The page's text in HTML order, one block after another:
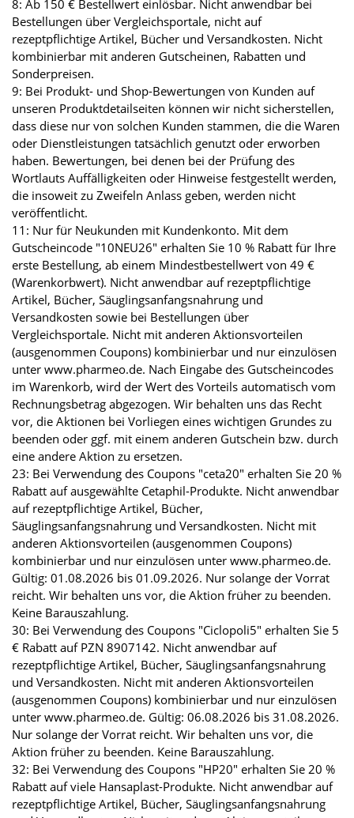
8: Ab 150 € Bestellwert einlösbar. Nicht anwendbar bei
Bestellungen über Vergleichsportale, nicht auf
rezeptpflichtige Artikel, Bücher und Versandkosten. Nicht
kombinierbar mit anderen Gutscheinen, Rabatten und
Sonderpreisen.
9: Bei Produkt- und Shop-Bewertungen von Kunden auf
unseren Produktdetailseiten können wir nicht sicherstellen,
dass diese nur von solchen Kunden stammen, die die Waren
oder Dienstleistungen tatsächlich genutzt oder erworben
haben. Bewertungen, bei denen bei der Prüfung des
Wortlauts Auffälligkeiten oder Hinweise festgestellt werden,
die insoweit zu Zweifeln Anlass geben, werden nicht
veröffentlicht.
11: Nur für Neukunden mit Kundenkonto. Mit dem
Gutscheincode "10NEU26" erhalten Sie 10 % Rabatt für Ihre
erste Bestellung, ab einem Mindestbestellwert von 49 €
(Warenkorbwert). Nicht anwendbar auf rezeptpflichtige
Artikel, Bücher, Säuglingsanfangsnahrung und
Versandkosten sowie bei Bestellungen über
Vergleichsportale. Nicht mit anderen Aktionsvorteilen
(ausgenommen Coupons) kombinierbar und nur einzulösen
unter www.pharmeo.de. Nach Eingabe des Gutscheincodes
im Warenkorb, wird der Wert des Vorteils automatisch vom
Rechnungsbetrag abgezogen. Wir behalten uns das Recht
vor, die Aktionen bei Vorliegen eines wichtigen Grundes zu
beenden oder ggf. mit einem anderen Gutschein bzw. durch
eine andere Aktion zu ersetzen.
23: Bei Verwendung des Coupons "ceta20" erhalten Sie 20 %
Rabatt auf ausgewählte Cetaphil-Produkte. Nicht anwendbar
auf rezeptpflichtige Artikel, Bücher,
Säuglingsanfangsnahrung und Versandkosten. Nicht mit
anderen Aktionsvorteilen (ausgenommen Coupons)
kombinierbar und nur einzulösen unter www.pharmeo.de.
Gültig: 01.08.2026 bis 01.09.2026. Nur solange der Vorrat
reicht. Wir behalten uns vor, die Aktion früher zu beenden.
Keine Barauszahlung.
30: Bei Verwendung des Coupons "Ciclopoli5" erhalten Sie 5
€ Rabatt auf PZN 8907142. Nicht anwendbar auf
rezeptpflichtige Artikel, Bücher, Säuglingsanfangsnahrung
und Versandkosten. Nicht mit anderen Aktionsvorteilen
(ausgenommen Coupons) kombinierbar und nur einzulösen
unter www.pharmeo.de. Gültig: 06.08.2026 bis 31.08.2026.
Nur solange der Vorrat reicht. Wir behalten uns vor, die
Aktion früher zu beenden. Keine Barauszahlung.
32: Bei Verwendung des Coupons "HP20" erhalten Sie 20 %
Rabatt auf viele Hansaplast-Produkte. Nicht anwendbar auf
rezeptpflichtige Artikel, Bücher, Säuglingsanfangsnahrung